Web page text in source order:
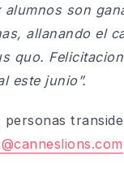
son
allanando el
quo.
este junio”.